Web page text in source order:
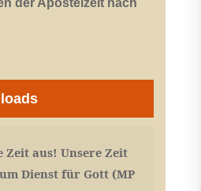
der Apostelzeit nach
Zeit aus! Unsere Zeit
Dienst für Gott (MP